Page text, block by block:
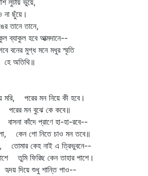
লুটায় ভুঁয়ে,
না ছুঁয়ে।
তানে তানে,
হবে আত্মদানে--
মনে মধুর স্মৃতি
মরি, পরের মন নিয়ে কী হবে।
পরের মন বুঝে কে কবে॥
কাঁদে প্রাণে হা-হা-রবে--
কেন গো নিতে চাও মন তবে॥
তোমার কেহ নাই এ ত্রিভুবনে--
তুমি ফিরিছ কেন তাহার পাশে।
দিয়ে শুধু শান্তি পাও--